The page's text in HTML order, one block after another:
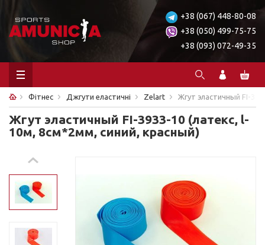
+38 (067) 448-80-08
+38 (050) 499-75-75
+38 (093) 072-49-35
Фітнес Джгути еластичні Zelart Жгут эластичный FI-
Жгут эластичный FI-3933-10 (латекс, l-
10м, 8см*2мм, синий, красный)